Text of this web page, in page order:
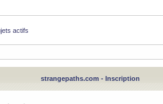
actifs
strangepaths.com - Inscription